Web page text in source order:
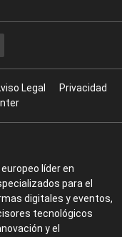
Legal
Privacidad
líder en
para el
digitales y eventos,
tecnológicos
y el